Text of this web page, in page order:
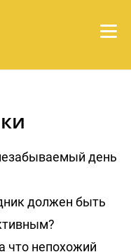
день
должен быть
что непохожий